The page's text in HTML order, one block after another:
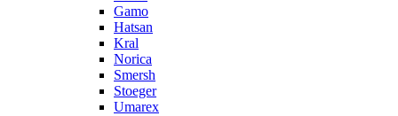
Gamo
Hatsan
Kral
Norica
Smersh
Stoeger
Umarex